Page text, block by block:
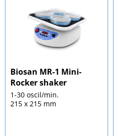
Biosan MR-1 Mini-
Rocker shaker
1-30 oscil/min.
215 x 215 mm